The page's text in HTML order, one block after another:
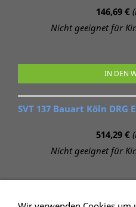
146,69 €
Nicht geeignet für
IN DEN
SVT 137 Bauart Köln DRG
514,29 €
Nicht geeignet für